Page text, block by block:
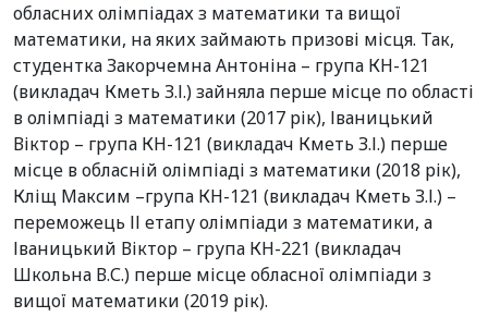
обласних олімпіадах з математики та вищої
математики, на яких займають призові місця. Так,
студентка Закорчемна Антоніна – група КН-121
(викладач Кметь З.І.) зайняла перше місце по області
в олімпіаді з математики (2017 рік), Іваницький
Віктор – група КН-121 (викладач Кметь З.І.) перше
місце в обласній олімпіаді з математики (2018 рік),
Кліщ Максим –група КН-121 (викладач Кметь З.І.) –
переможець ІІ етапу олімпіади з математики, а
Іваницький Віктор – група КН-221 (викладач
Школьна В.С.) перше місце обласної олімпіади з
вищої математики (2019 рік).